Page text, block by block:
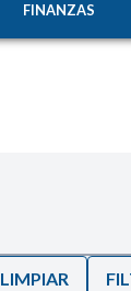
FINANZAS
LIMPIAR